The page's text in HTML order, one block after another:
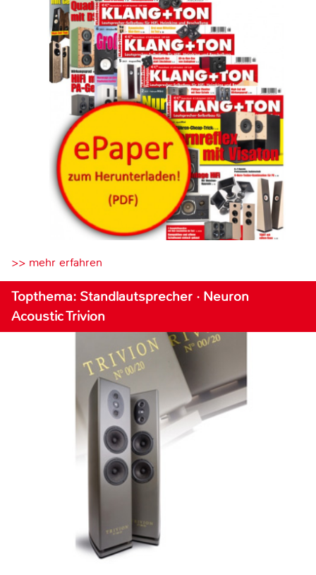
>> mehr erfahren
Topthema: Standlautsprecher · Neuron
Acoustic Trivion